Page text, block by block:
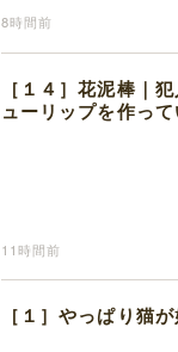
8時間前
［１４］花泥棒｜
ューリップを作っ
11時間前
［１］やっぱり猫